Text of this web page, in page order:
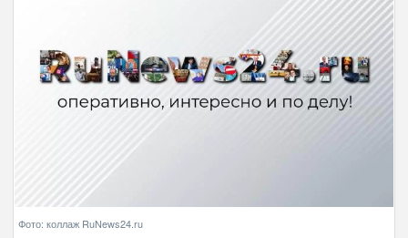
Фото: коллаж RuNews24.ru